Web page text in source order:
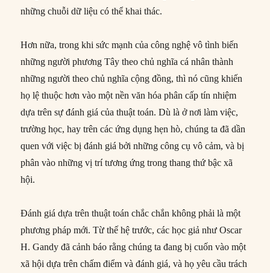
những chuỗi dữ liệu có thể khai thác.
Hơn nữa, trong khi sức mạnh của công nghệ vô tình biến
những người phương Tây theo chủ nghĩa cá nhân thành
những người theo chủ nghĩa cộng đồng, thì nó cũng khiến
họ lệ thuộc hơn vào một nền văn hóa phân cấp tín nhiệm
dựa trên sự đánh giá của thuật toán. Dù là ở nơi làm việc,
trường học, hay trên các ứng dụng hẹn hò, chúng ta đã dần
quen với việc bị đánh giá bởi những công cụ vô cảm, và bị
phân vào những vị trí tương ứng trong thang thứ bậc xã
hội.
Đánh giá dựa trên thuật toán chắc chắn không phải là một
phương pháp mới. Từ thế hệ trước, các học giả như Oscar
H. Gandy đã cảnh báo rằng chúng ta đang bị cuốn vào một
xã hội dựa trên chấm điểm và đánh giá, và họ yêu cầu trách